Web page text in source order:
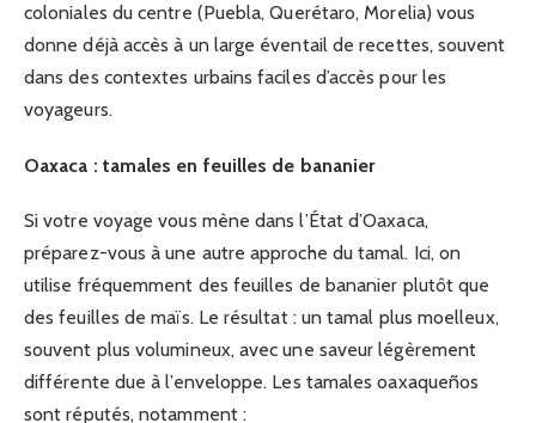
coloniales du centre (Puebla, Querétaro, Morelia) vous
donne déjà accès à un large éventail de recettes, souvent
dans des contextes urbains faciles d’accès pour les
voyageurs.
Oaxaca : tamales en feuilles de bananier
Si votre voyage vous mène dans l’État d’Oaxaca,
préparez-vous à une autre approche du tamal. Ici, on
utilise fréquemment des feuilles de bananier plutôt que
des feuilles de maïs. Le résultat : un tamal plus moelleux,
souvent plus volumineux, avec une saveur légèrement
différente due à l’enveloppe. Les tamales oaxaqueños
sont réputés, notamment :